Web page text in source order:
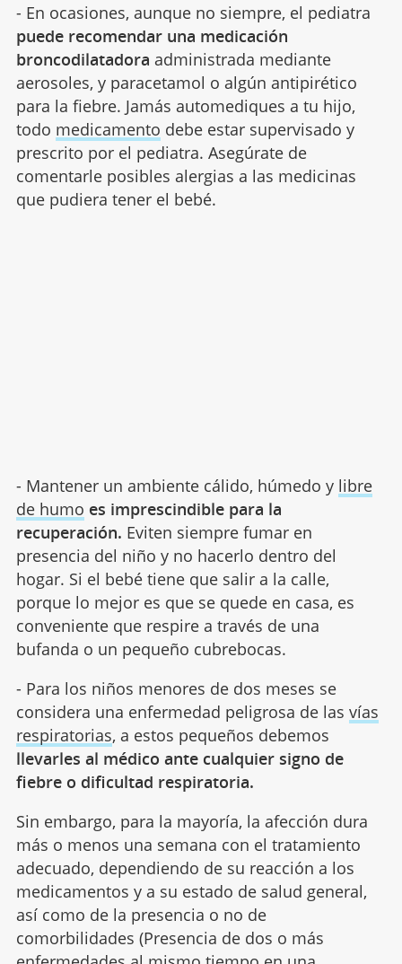
- En ocasiones, aunque no siempre, el pediatra
puede recomendar una medicación
broncodilatadora administrada mediante
aerosoles, y paracetamol o algún antipirético
para la fiebre. Jamás automediques a tu hijo,
todo medicamento debe estar supervisado y
prescrito por el pediatra. Asegúrate de
comentarle posibles alergias a las medicinas
que pudiera tener el bebé.
- Mantener un ambiente cálido, húmedo y libre
de humo es imprescindible para la
recuperación. Eviten siempre fumar en
presencia del niño y no hacerlo dentro del
hogar. Si el bebé tiene que salir a la calle,
porque lo mejor es que se quede en casa, es
conveniente que respire a través de una
bufanda o un pequeño cubrebocas.
- Para los niños menores de dos meses se
considera una enfermedad peligrosa de las vías
respiratorias, a estos pequeños debemos
llevarles al médico ante cualquier signo de
fiebre o dificultad respiratoria.
Sin embargo, para la mayoría, la afección dura
más o menos una semana con el tratamiento
adecuado, dependiendo de su reacción a los
medicamentos y a su estado de salud general,
así como de la presencia o no de
comorbilidades (Presencia de dos o más